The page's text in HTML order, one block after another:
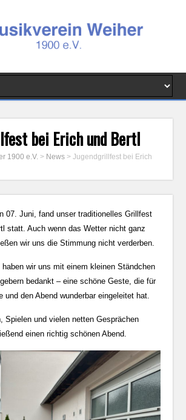
bei Erich und Bertl
1900 e.V. > News >Jugendgrillfest bei Erich
07. Juni, fand unser traditionelles Grillfest
statt. Auch wenn das Wetter nicht ganz
wir uns die Stimmung nicht verderben.
wir uns mit einem kleinen Ständchen
bedankt – eine schöne Geste, die für
und den Abend wunderbar eingeleitet hat.
Spielen und vielen netten Gesprächen
einen richtig schönen Abend.